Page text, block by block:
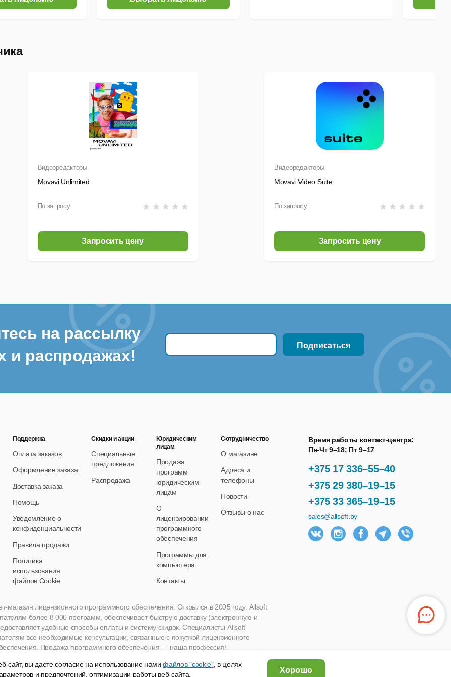
Видеоредакторы
Movavi Unlimited
По запросу
Запросить цену
Видеоредакторы
Movavi Video Suite
По запросу
Запросить цену
на рассылку
и распродажах!
+375 17 336–55–40
+375 29 380–19–15
+375 33 365–19–15
Время работы контакт-центра:
Пн-Чт 9–18; Пт 9–17
sales@allsoft.by
Поддержка
Оплата заказов
Оформление заказа
Доставка заказа
Помощь
Уведомление о
конфиденциальности
Правила продажи
Политика
использования
файлов Cookie
Скидки и акции
Специальные
предложения
Распродажа
Юридическим
лицам
Продажа
программ
юридическим
лицам
О
лицензировании
программного
обеспечения
Программы для
компьютера
Контакты
Сотрудничество
О магазине
Адреса и
телефоны
Новости
Отзывы о нас
магазин лицензионного программного обеспечения. Открылся в 2005 году. Allsoft
более 8 000 программ, обеспечивает быструю доставку (электронную и
удобные способы оплаты и систему скидок. Специалисты Allsoft
все необходимые консультации, связанные с покупкой лицензионного
Продажа программного обеспечения — наша профессия!
сайт, вы даете согласие на использование намифайлов "cookie", в целях
и предпочтений, оптимизации работы веб-сайта.
Хорошо